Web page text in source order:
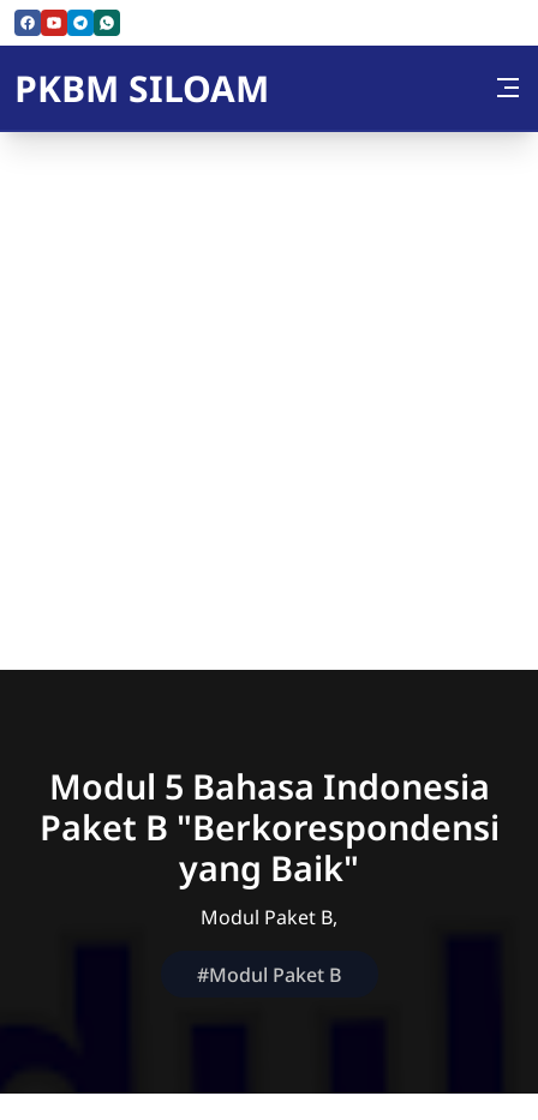
Skip to Content
PKBM SILOAM
Modul 5 Bahasa Indonesia
Paket B "Berkorespondensi
yang Baik"
Modul Paket B,
#Modul Paket B